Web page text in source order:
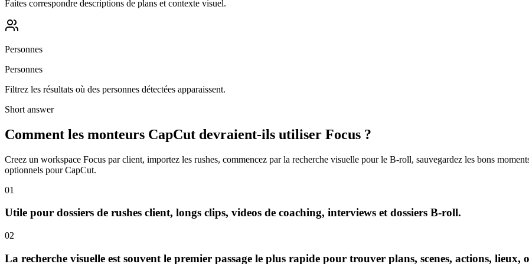
Faites correspondre descriptions de plans et contexte visuel.
Personnes
Personnes
Filtrez les résultats où des personnes détectées apparaissent.
Short answer
Comment les monteurs CapCut devraient-ils utiliser Focus ?
Creez un workspace Focus par client, importez les rushes, commencez par la recherche visuelle pour le B-roll, sauvegardez les bons
optionnels pour CapCut.
01
Utile pour dossiers de rushes client, longs clips, videos de coaching, interviews et dossiers B-roll.
02
La recherche visuelle est souvent le premier passage le plus rapide pour trouver plans, scenes, actions, lieux,